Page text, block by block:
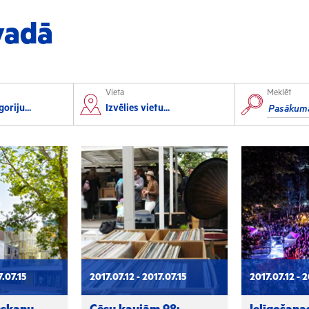
sports
sports
Radošās darbnīcas
Lekcijas
Vieta
Izvēlies vietu...
Meklēt
2017.07.12 - 2017.07.15 2017.07.12 -